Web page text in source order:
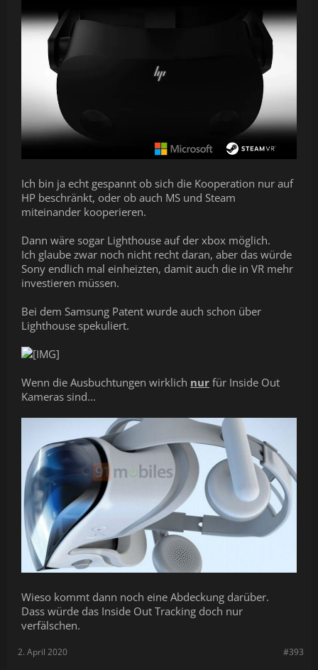
Ich bin ja echt gespannt ob sich die Kooperation nur auf
HP beschränkt, oder ob auch MS und Steam
miteinander kooperieren.
Dann wäre sogar Lighthouse auf der xbox möglich.
Ich glaube zwar noch nicht recht daran, aber das würde
Sony endlich mal einheizten, damit auch die in VR mehr
investieren müssen.
Bei dem Samsung Patent wurde auch schon über
Lighthouse spekuliert.
Wenn die Ausbuchtungen wirklich nur für Inside Out
Kameras sind...
Wieso kommt dann noch eine Abdeckung darüber.
Dass würde das Inside Out Tracking doch nur
verfälschen.
#393
2. April 2020